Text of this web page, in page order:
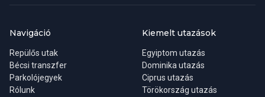
Navigáció
Repülős utak
Bécsi transzfer
Parkolójegyek
Rólunk
Kiemelt utazások
Egyiptom utazás
Dominika utazás
Ciprus utazás
Törökország utazás